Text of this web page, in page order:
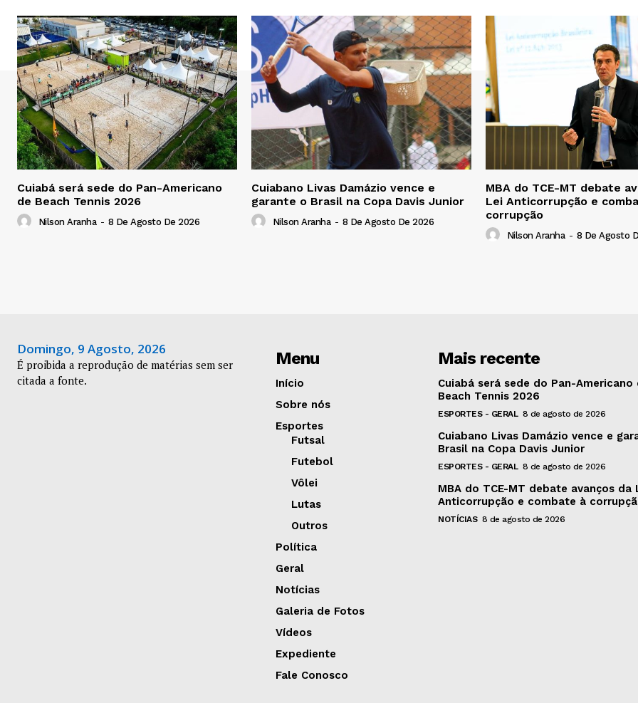
Cuiabá será sede do Pan-Americano
de Beach Tennis 2026
Nilson Aranha - 8 De Agosto De 2026
Cuiabano Livas Damázio vence e
garante o Brasil na Copa Davis Junior
Nilson Aranha - 8 De Agosto De 2026
MBA do TCE-MT debate
Lei Anticorrupção e
corrupção
Nilson Aranha - 8 De Agosto
Domingo, 9 Agosto, 2026
É proibida a reprodução de matérias sem ser
citada a fonte.
Menu
Início
Sobre nós
Esportes
Futsal
Futebol
Vôlei
Lutas
Outros
Política
Geral
Notícias
Galeria de Fotos
Vídeos
Expediente
Fale Conosco
Mais recente
Cuiabá será sede do Pan-Americano
Beach Tennis 2026
ESPORTES - GERAL 8 de agosto de 2026
Cuiabano Livas Damázio vence e
Brasil na Copa Davis Junior
ESPORTES - GERAL 8 de agosto de 2026
MBA do TCE-MT debate avanços da
Anticorrupção e combate à
NOTÍCIAS 8 de agosto de 2026